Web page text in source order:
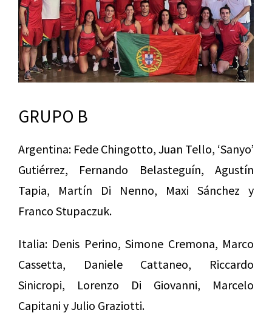
GRUPO B
Argentina: Fede Chingotto, Juan Tello, ‘Sanyo’
Gutiérrez, Fernando Belasteguín, Agustín
Tapia, Martín Di Nenno, Maxi Sánchez y
Franco Stupaczuk.
Italia: Denis Perino, Simone Cremona, Marco
Cassetta, Daniele Cattaneo, Riccardo
Sinicropi, Lorenzo Di Giovanni, Marcelo
Capitani y Julio Graziotti.